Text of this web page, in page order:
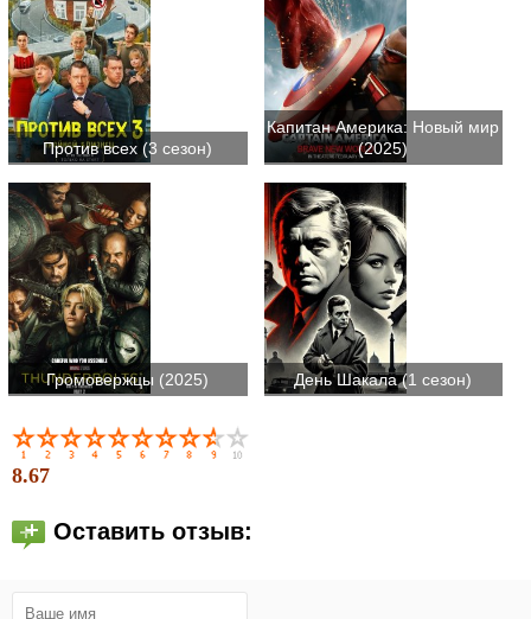
Против всех (3 сезон)
Капитан Америка: Новый мир
(2025)
Громовержцы (2025) День Шакала (1 сезон)
8.67
Оставить отзыв: